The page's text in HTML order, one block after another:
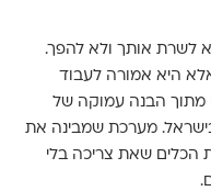
לשרת אותך ולא להפך.
היא אמורה לעבוד
מתוך הבנה עמוקה של
מערכת שמבינה את
הכלים שאת צריכה בלי